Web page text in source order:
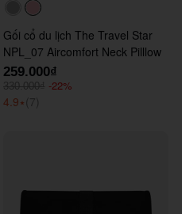
#acacac
Gối cổ du lịch The Travel Star
NPL_07 Aircomfort Neck Pilllow
259.000₫
330.000₫ -22%
4.9⭑ (7)